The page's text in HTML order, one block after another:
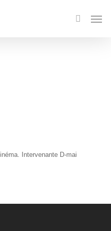
search
Intervenante D-mai